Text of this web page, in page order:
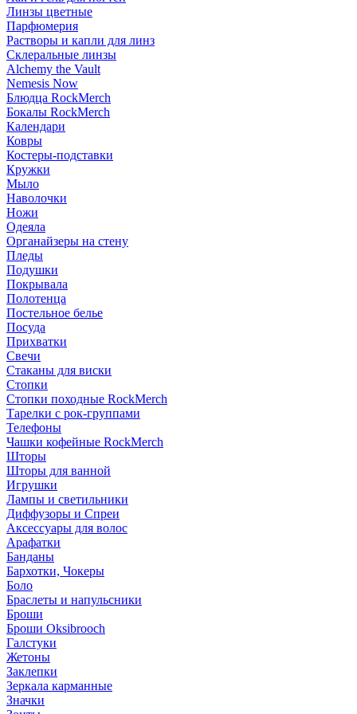
Линзы цветные
Парфюмерия
Растворы и капли для линз
Склеральные линзы
Alchemy the Vault
Nemesis Now
Блюдца RockMerch
Бокалы RockMerch
Календари
Ковры
Костеры-подставки
Кружки
Мыло
Наволочки
Ножи
Одеяла
Органайзеры на стену
Пледы
Подушки
Покрывала
Полотенца
Постельное белье
Посуда
Прихватки
Свечи
Стаканы для виски
Стопки
Стопки походные RockMerch
Тарелки с рок-группами
Телефоны
Чашки кофейные RockMerch
Шторы
Шторы для ванной
Игрушки
Лампы и светильники
Диффузоры и Спреи
Аксессуары для волос
Арафатки
Банданы
Бархотки, Чокеры
Боло
Браслеты и напульсники
Броши
Броши Oksibrooch
Галстуки
Жетоны
Заклепки
Зеркала карманные
Значки